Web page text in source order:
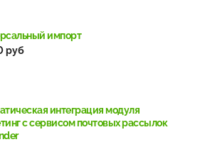
импорт
руб
интеграция модуля
с сервисом почтовых рассылок